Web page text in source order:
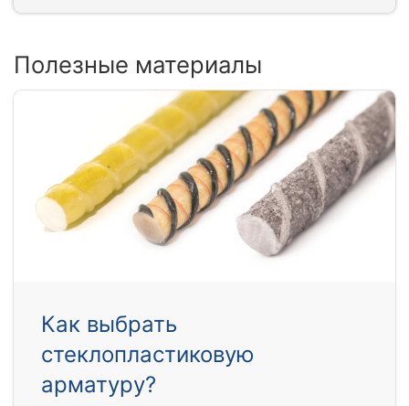
Полезные материалы
Как выбрать
стеклопластиковую
арматуру?